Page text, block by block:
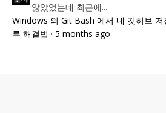
않았었는데 최근에...
Windows 의 Git Bash 에서 내 깃허브 저
류 해결법 · 5 months ago